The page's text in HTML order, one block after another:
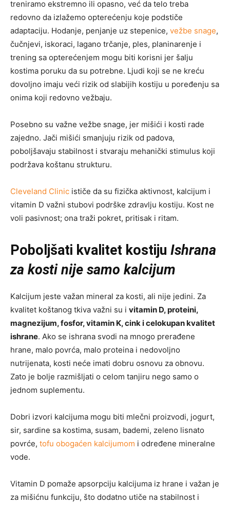
treniramo ekstremno ili opasno, već da telo treba
redovno da izlažemo opterećenju koje podstiče
adaptaciju. Hodanje, penjanje uz stepenice, vežbe snage,
čučnjevi, iskoraci, lagano trčanje, ples, planinarenje i
trening sa opterećenjem mogu biti korisni jer šalju
kostima poruku da su potrebne. Ljudi koji se ne kreću
dovoljno imaju veći rizik od slabijih kostiju u poređenju sa
onima koji redovno vežbaju.
Posebno su važne vežbe snage, jer mišići i kosti rade
zajedno. Jači mišići smanjuju rizik od padova,
poboljšavaju stabilnost i stvaraju mehanički stimulus koji
podržava koštanu strukturu.
Cleveland Clinic ističe da su fizička aktivnost, kalcijum i
vitamin D važni stubovi podrške zdravlju kostiju. Kost ne
voli pasivnost; ona traži pokret, pritisak i ritam.
Poboljšati kvalitet kostiju Ishrana
za kosti nije samo kalcijum
Kalcijum jeste važan mineral za kosti, ali nije jedini. Za
kvalitet koštanog tkiva važni su i vitamin D, proteini,
magnezijum, fosfor, vitamin K, cink i celokupan kvalitet
ishrane. Ako se ishrana svodi na mnogo prerađene
hrane, malo povrća, malo proteina i nedovoljno
nutrijenata, kosti neće imati dobru osnovu za obnovu.
Zato je bolje razmišljati o celom tanjiru nego samo o
jednom suplementu.
Dobri izvori kalcijuma mogu biti mlečni proizvodi, jogurt,
sir, sardine sa kostima, susam, bademi, zeleno lisnato
povrće, tofu obogaćen kalcijumom i određene mineralne
vode.
Vitamin D pomaže apsorpciju kalcijuma iz hrane i važan je
za mišićnu funkciju, što dodatno utiče na stabilnost i